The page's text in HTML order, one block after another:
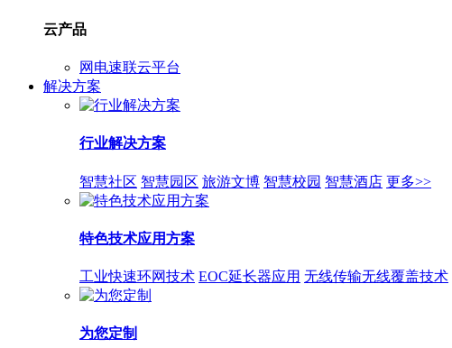
云产品
网电速联云平台
解决方案
行业解决方案
智慧社区 智慧园区 旅游文博 智慧校园 智慧酒店 更多>>
特色技术应用方案
工业快速环网技术 EOC延长器应用 无线传输无线覆盖技术
为您定制